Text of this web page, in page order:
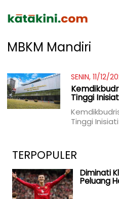
MBKM Mandiri
SENIN, 11/12/
Tinggi
Tinggi
TERPOPULER
Diminati
Peluang